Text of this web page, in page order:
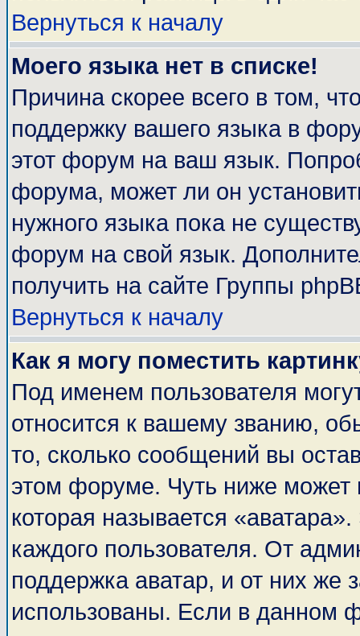
Вернуться к началу
Моего языка нет в списке!
Причина скорее всего в том,
поддержку вашего языка в
этот форум на ваш язык.
форума, может ли он
нужного языка пока не
форум на свой язык.
получить на сайте Группы
Вернуться к началу
Как я могу поместить
Под именем пользователя
относится к вашему званию,
то, сколько сообщений вы
этом форуме. Чуть ниже может
которая называется
каждого пользователя. От
поддержка аватар, и от них же
использованы. Если в данном